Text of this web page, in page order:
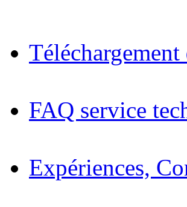
FAQ service
Expériences,